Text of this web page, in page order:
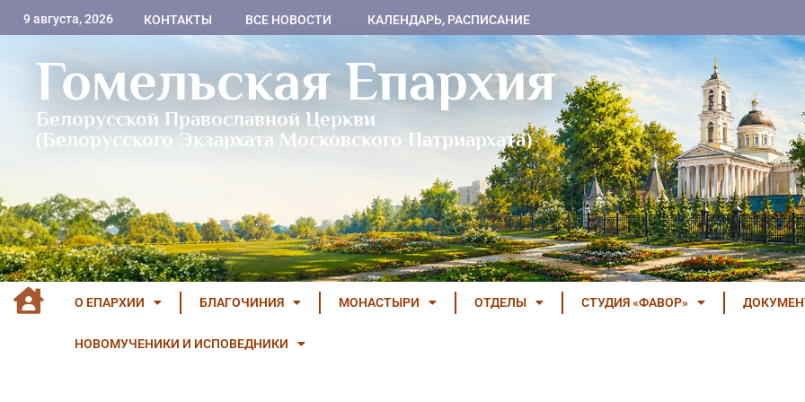
9 августа, 2026 КОНТАКТЫ ВСЕ НОВОСТИ КАЛЕНДАРЬ, РАСПИСАНИЕ
Гомельская Епархия
Белорусской Православной Церкви
(Белорусского Экзархата Московского Патриархата)
О ЕПАРХИИ БЛАГОЧИНИЯ МОНАСТЫРИ ОТДЕЛЫ СТУДИЯ «ФАВОР»
НОВОМУЧЕНИКИ И ИСПОВЕДНИКИ